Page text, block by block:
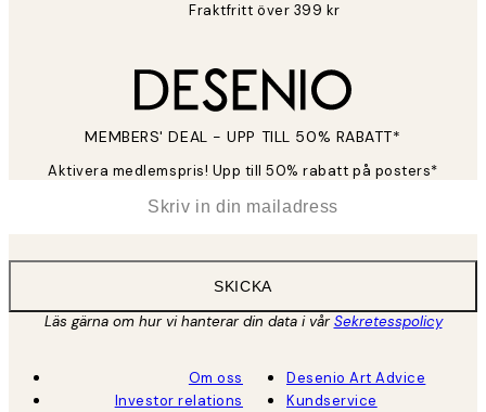
Fraktfritt över 399 kr
MEMBERS' DEAL - UPP TILL 50% RABATT*
Aktivera medlemspris! Upp till 50% rabatt på posters*
SKICKA
Läs gärna om hur vi hanterar din data i vårSekretesspolicy
Om oss
Investor relations
Desenio Art Advice
Kundservice